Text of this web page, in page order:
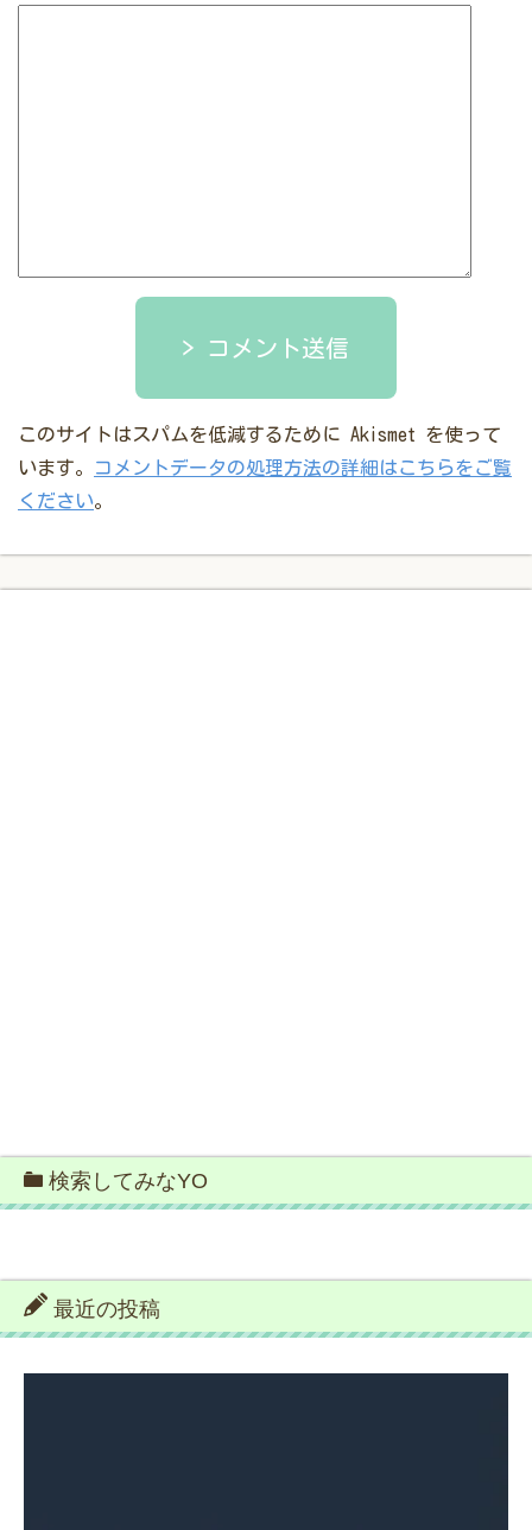
コメント送信
このサイトはスパムを低減するために Akismet を使って
います。
コメントデータの処理方法の詳細はこちらをご覧
ください。
検索してみなYO
最近の投稿